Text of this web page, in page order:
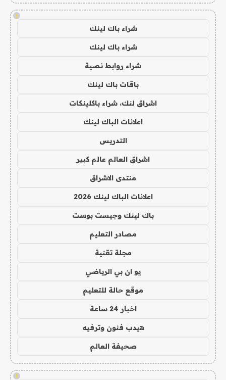
!
شراء باك لينك
شراء باك لينك
شراء روابط نصية
باقات باك لينك
اشراق لنك، شراء باكلينكات
اعلانات الباك لينك
التدريس
اشراق العالم عالم كبير
منتدى الاشراق
اعلانات الباك لينك 2026
باك لينك وجيست بوست
مصادر التعليم
مجلة تقنية
يو ان بي الرياضي
موقع حالة للتعليم
اخبار 24 ساعة
هيدب فنون وترفيه
صحيفة العالم
!